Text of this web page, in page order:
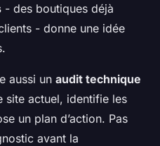
- des boutiques déjà
- donne une idée
aussi un audit technique
site actuel, identifie les
un plan d’action. Pas
avant la